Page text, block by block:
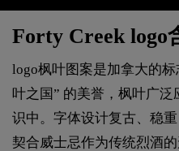
Forty Creek logo
logo枫叶图案是加拿大的
叶之国” 的美誉，枫叶广
识中。字体设计复古、稳
契合威士忌作为传统烈酒